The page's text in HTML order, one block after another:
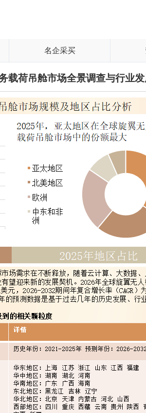
名企采买
荷吊舱市场全景调查与行业